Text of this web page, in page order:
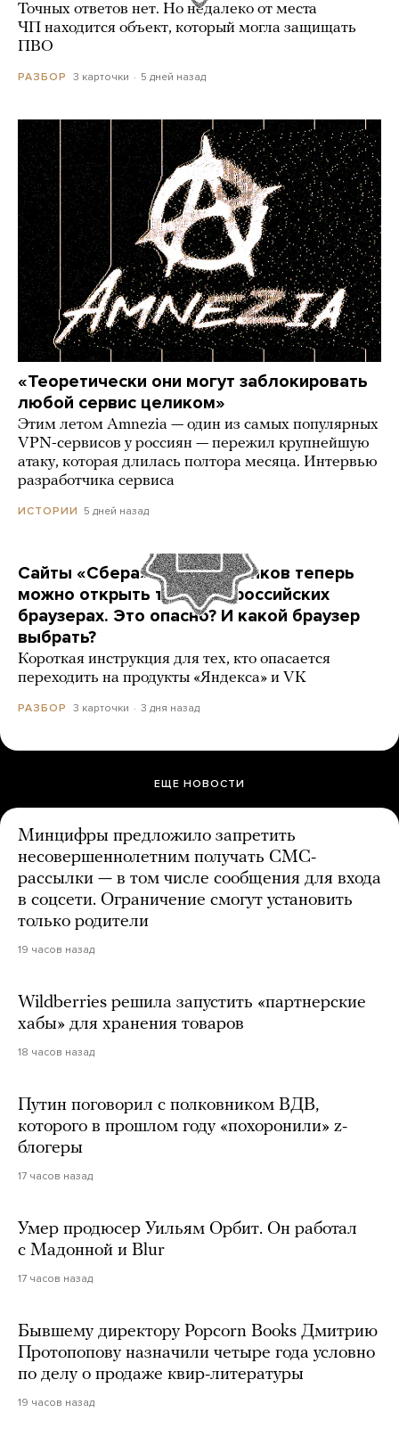
Точных ответов нет. Но недалеко от места
ЧП находится объект, который могла защищать
ПВО
РАЗБОР 3 карточки 5 дней назад
«Теоретически они могут заблокировать
любой сервис целиком»
Этим летом Amnezia — один из самых популярных
VPN-сервисов у россиян — пережил крупнейшую
атаку, которая длилась полтора месяца. Интервью
разработчика сервиса
ИСТОРИИ 5 дней назад
Сайты «Сбера» и других банков теперь
можно открыть только в российских
браузерах. Это опасно? И какой браузер
выбрать?
Короткая инструкция для тех, кто опасается
переходить на продукты «Яндекса» и VK
РАЗБОР 3 карточки 3 дня назад
ЕЩЕ НОВОСТИ
Минцифры предложило запретить
несовершеннолетним получать СМС-
рассылки — в том числе сообщения для входа
в соцсети. Ограничение смогут установить
только родители
19 часов назад
Wildberries решила запустить «партнерские
хабы» для хранения товаров
18 часов назад
Путин поговорил с полковником ВДВ,
которого в прошлом году «похоронили» z-
блогеры
17 часов назад
Умер продюсер Уильям Орбит. Он работал
с Мадонной и Blur
17 часов назад
Бывшему директору Popcorn Books Дмитрию
Протопопову назначили четыре года условно
по делу о продаже квир-литературы
19 часов назад